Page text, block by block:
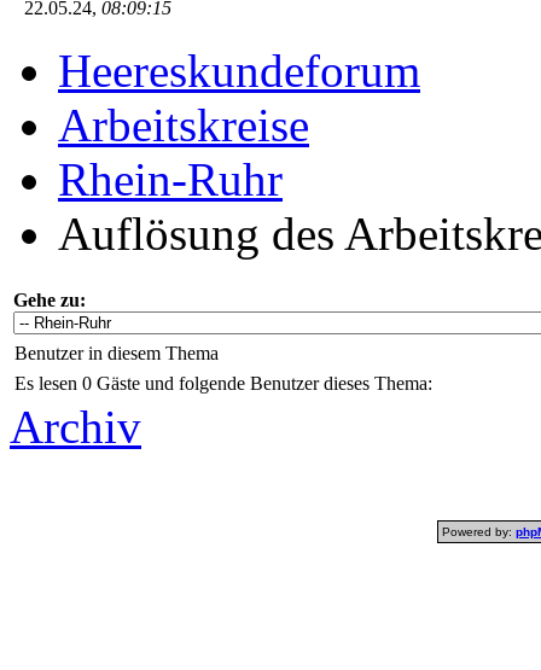
22.05.24, 08:09:15
Heereskundeforum
Arbeitskreise
Rhein-Ruhr
Auflösung des
Gehe zu:
Benutzer in diesem Thema
Es lesen 0 Gäste und folgende Benutzer dieses Thema:
Archiv
Powered by: